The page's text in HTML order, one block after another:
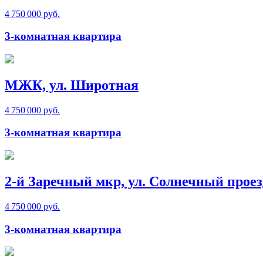
4 750 000 руб.
3-комнатная квартира
МЖК, ул. Широтная
4 750 000 руб.
3-комнатная квартира
2-й Заречный мкр, ул. Солнечный
4 750 000 руб.
3-комнатная квартира